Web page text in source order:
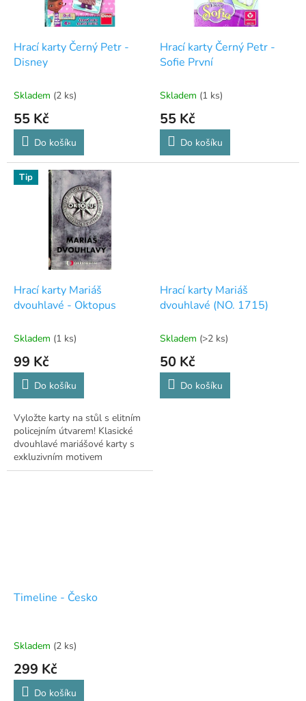
Hrací karty Černý Petr -
Disney
Skladem (2 ks)
55 Kč
Do košíku
Hrací karty Černý Petr -
Sofie První
Skladem (1 ks)
55 Kč
Do košíku
Tip
Hrací karty Mariáš
dvouhlavé - Oktopus
Skladem (1 ks)
99 Kč
Do košíku
Vyložte karty na stůl s elitním
policejním útvarem! Klasické
dvouhlavé mariášové karty s
exkluzivním motivem
úspěšného detektivního seriálu
Hrací karty Mariáš
dvouhlavé (NO. 1715)
Skladem (>2 ks)
50 Kč
Do košíku
Timeline - Česko
Skladem (2 ks)
299 Kč
Do košíku